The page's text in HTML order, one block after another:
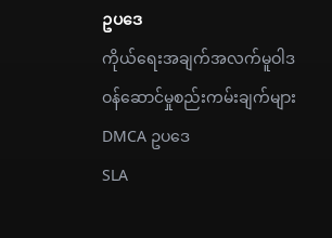
ဥပဒေ
ကိုယ်ရေးအချက်အလက်မူဝါဒ
ဝန်ဆောင်မှုစည်းကမ်းချက်များ
DMCA ဥပဒေ
SLA